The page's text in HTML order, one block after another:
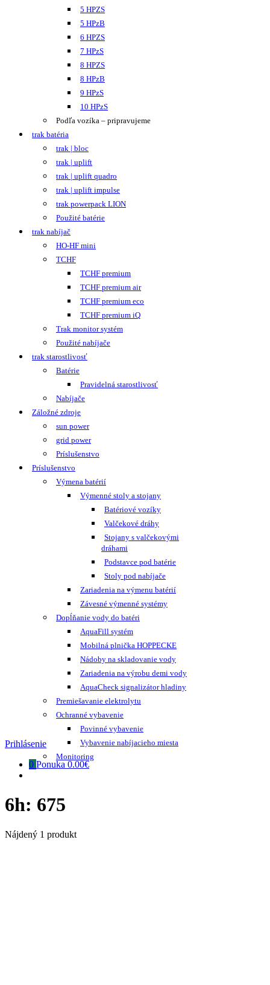
5 HPZS
5 HPzB
6 HPZS
7 HPzS
8 HPZS
8 HPzB
9 HPzS
10 HPzS
Podľa vozíka – pripravujeme
trak batéria
trak | bloc
trak | uplift
trak | uplift quadro
trak | uplift impulse
trak powerpack LION
Použité batérie
trak nabíjač
HO-HF mini
TCHF
TCHF premium
TCHF premium air
TCHF premium eco
TCHF premium iQ
Trak monitor systém
Použité nabíjače
trak starostlivosť
Batérie
Pravidelná starostlivosť
Nabíjače
Záložné zdroje
sun power
grid power
Príslušenstvo
Príslušenstvo
Výmena batérií
Výmenné stoly a stojany
Batériové vozíky
Valčekové dráhy
Stojany s valčekovými
dráhami
Podstavce pod batérie
Stoly pod nabíjače
Zariadenia na výmenu batérií
Závesné výmenné systémy
Dopĺňanie vody do batéri
AquaFill systém
Mobilná plnička HOPPECKE
Nádoby na skladovanie vody
Zariadenia na výrobu demi vody
AquaCheck signalizátor hladiny
Premiešavanie elektrolytu
Ochranné vybavenie
Povinné vybavenie
Vybavenie nabíjacieho miesta
Monitoring
Prihlásenie
0 Ponuka 0.00€
6h: 675
Nájdený 1 produkt